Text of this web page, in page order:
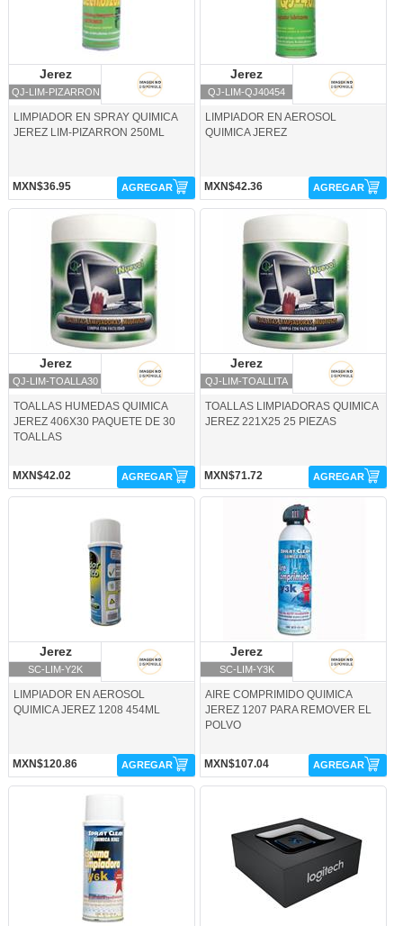
Jerez
QJ-LIM-PIZARRON
LIMPIADOR EN SPRAY QUIMICA
JEREZ LIM-PIZARRON 250ML
MXN$36.95 AGREGAR
Jerez
QJ-LIM-QJ40454
LIMPIADOR EN AEROSOL
QUIMICA JEREZ
MXN$42.36 AGREGAR
QJ-LIM-TOALLA30-Jerez
Jerez
QJ-LIM-TOALLA30
TOALLAS HUMEDAS QUIMICA
JEREZ 406X30 PAQUETE DE 30
TOALLAS
MXN$42.02 AGREGAR
QJ-LIM-TOALLITA-Jerez
Jerez
QJ-LIM-TOALLITA
TOALLAS LIMPIADORAS QUIMICA
JEREZ 221X25 25 PIEZAS
MXN$71.72 AGREGAR
Jerez
SC-LIM-Y2K
LIMPIADOR EN AEROSOL
QUIMICA JEREZ 1208 454ML
MXN$120.86 AGREGAR
Jerez
SC-LIM-Y3K
AIRE COMPRIMIDO QUIMICA
JEREZ 1207 PARA REMOVER EL
POLVO
MXN$107.04 AGREGAR
SC-LIM-Y6K-Jerez